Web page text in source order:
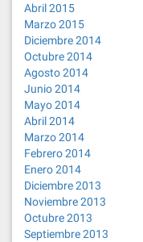
Abril 2015
Marzo 2015
Diciembre 2014
Octubre 2014
Agosto 2014
Junio 2014
Mayo 2014
Abril 2014
Marzo 2014
Febrero 2014
Enero 2014
Diciembre 2013
Noviembre 2013
Octubre 2013
Septiembre 2013